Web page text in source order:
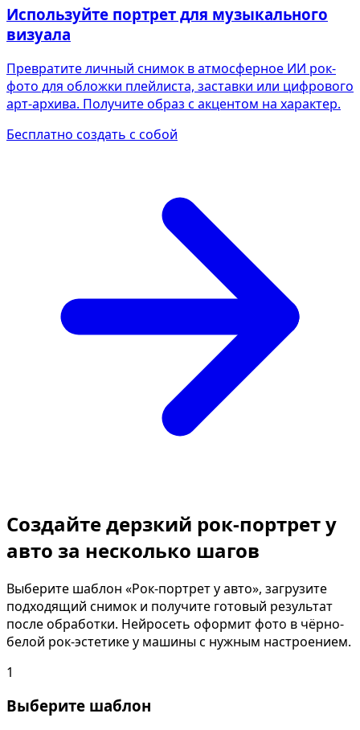
Используйте портрет для музыкального
визуала
Превратите личный снимок в атмосферное ИИ рок-
фото для обложки плейлиста, заставки или цифрового
арт-архива. Получите образ с акцентом на характер.
Бесплатно создать с собой
Создайте дерзкий рок-портрет у
авто за несколько шагов
Выберите шаблон «Рок-портрет у авто», загрузите
подходящий снимок и получите готовый результат
после обработки. Нейросеть оформит фото в чёрно-
белой рок-эстетике у машины с нужным настроением.
1
Выберите шаблон